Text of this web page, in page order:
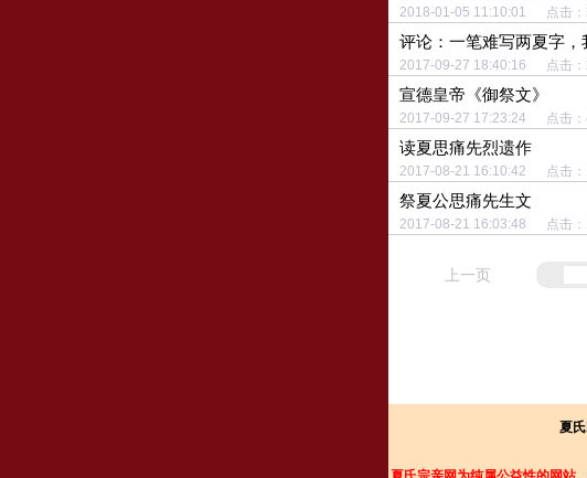
2018-01-05 11:10:01 点击
评论：一笔难写两夏字，
2017-09-27 18:40:16 点击
宣德皇帝《御祭文》
2017-09-27 17:23:24 点击
读夏思痛先烈遗作
2017-08-21 16:10:42 点击
祭夏公思痛先生文
2017-08-21 16:03:48 点击
上一页
夏